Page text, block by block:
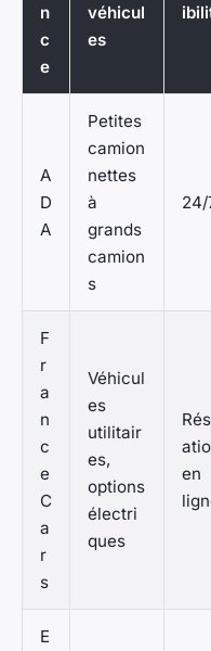
n
c
e
véhicul
es
A
D
A
Petites
camion
nettes
à
grands
camion
s
24/
F
r
a
n
c
e
C
a
r
s
Véhicul
es
utilitair
es,
options
électri
ques
en
E